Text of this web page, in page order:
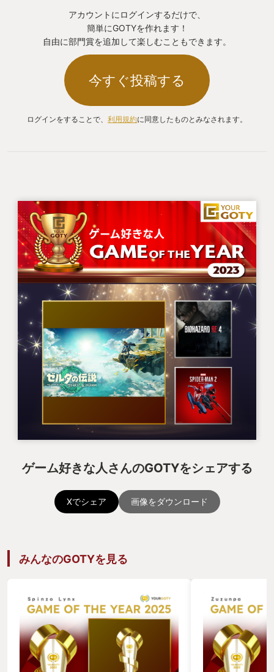
アカウントにログインするだけで、
簡単にGOTYを作れます！
自由に部門賞を追加して楽しむこともできます。
今すぐ投稿する
ログインをすることで、 利用規約に同意したものとみなされます。
ゲーム好きな人さんのGOTYをシェアする
Xでシェア 画像をダウンロード
みんなのGOTYを見る